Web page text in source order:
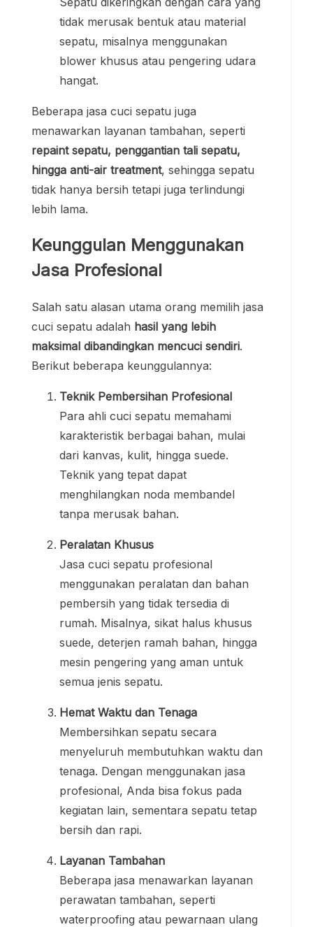
tidak merusak bentuk atau material
sepatu, misalnya menggunakan
blower khusus atau pengering udara
hangat.
Beberapa jasa cuci sepatu juga
menawarkan layanan tambahan, seperti
repaint sepatu, penggantian tali sepatu,
hingga anti-air treatment, sehingga sepatu
tidak hanya bersih tetapi juga terlindungi
lebih lama.
Keunggulan Menggunakan
Jasa Profesional
Salah satu alasan utama orang memilih jasa
cuci sepatu adalah hasil yang lebih
maksimal dibandingkan mencuci sendiri.
Berikut beberapa keunggulannya:
Teknik Pembersihan Profesional
Para ahli cuci sepatu memahami
karakteristik berbagai bahan, mulai
dari kanvas, kulit, hingga suede.
Teknik yang tepat dapat
menghilangkan noda membandel
tanpa merusak bahan.
Peralatan Khusus
Jasa cuci sepatu profesional
menggunakan peralatan dan bahan
pembersih yang tidak tersedia di
rumah. Misalnya, sikat halus khusus
suede, deterjen ramah bahan, hingga
mesin pengering yang aman untuk
semua jenis sepatu.
Hemat Waktu dan Tenaga
Membersihkan sepatu secara
menyeluruh membutuhkan waktu dan
tenaga. Dengan menggunakan jasa
profesional, Anda bisa fokus pada
kegiatan lain, sementara sepatu tetap
bersih dan rapi.
Layanan Tambahan
Beberapa jasa menawarkan layanan
perawatan tambahan, seperti
waterproofing atau pewarnaan ulang